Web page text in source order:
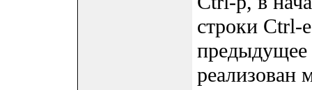
строки Ctrl-
предыдущее
реализован